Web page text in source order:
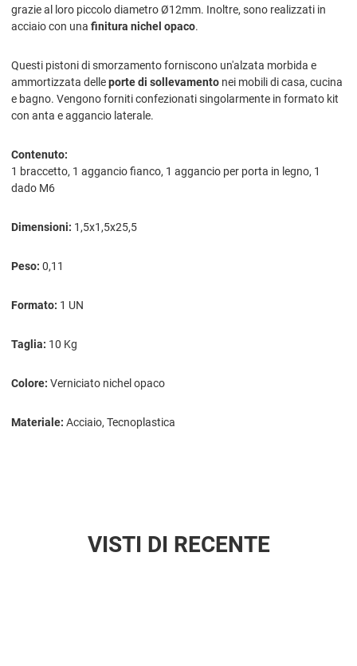
grazie al loro piccolo diametro Ø12mm. Inoltre, sono realizzati in
acciaio con una finitura nichel opaco.
Questi pistoni di smorzamento forniscono un'alzata morbida e
ammortizzata delleporte di sollevamento nei mobili di casa, cucina
e bagno. Vengono forniti confezionati singolarmente in formato kit
con anta e aggancio laterale.
Contenuto:
1 braccetto, 1 aggancio fianco, 1 aggancio per porta in legno, 1
dado M6
Dimensioni: 1,5x1,5x25,5
Peso: 0,11
Formato: 1 UN
Taglia: 10 Kg
Colore: Verniciato nichel opaco
Materiale: Acciaio, Tecnoplastica
VISTI DI RECENTE